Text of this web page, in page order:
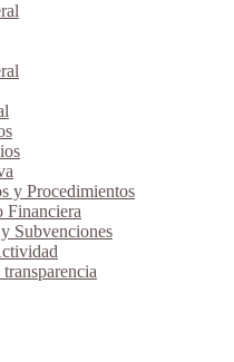
y Procedimientos
Financiera
Subvenciones